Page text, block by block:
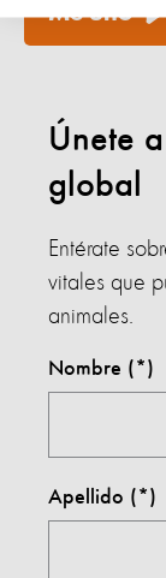
Me uno
Únete
global
Entérate
vitales que
animales.
Nombre
Apellido